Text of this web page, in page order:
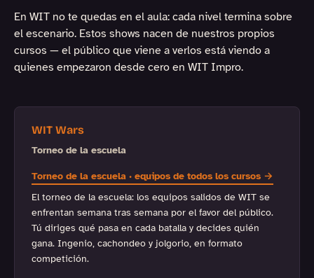
En WIT no te quedas en el aula: cada nivel termina sobre
el escenario. Estos shows nacen de nuestros propios
cursos — el público que viene a verlos está viendo a
quienes empezaron desde cero en WIT Impro.
WIT Wars
Torneo de la escuela
Torneo de la escuela · equipos de todos los cursos →
El torneo de la escuela: los equipos salidos de WIT se
enfrentan semana tras semana por el favor del público.
Tú diriges qué pasa en cada batalla y decides quién
gana. Ingenio, cachondeo y jolgorio, en formato
competición.